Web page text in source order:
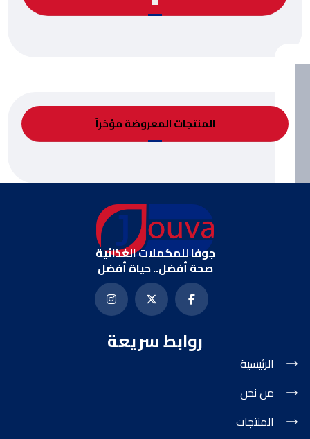
المنتجات المعروضة مؤخراً
جوفا للمكملات الغذائية
صحة أفضل.. حياة أفضل
روابط سريعة
الرئيسية
من نحن
المنتجات